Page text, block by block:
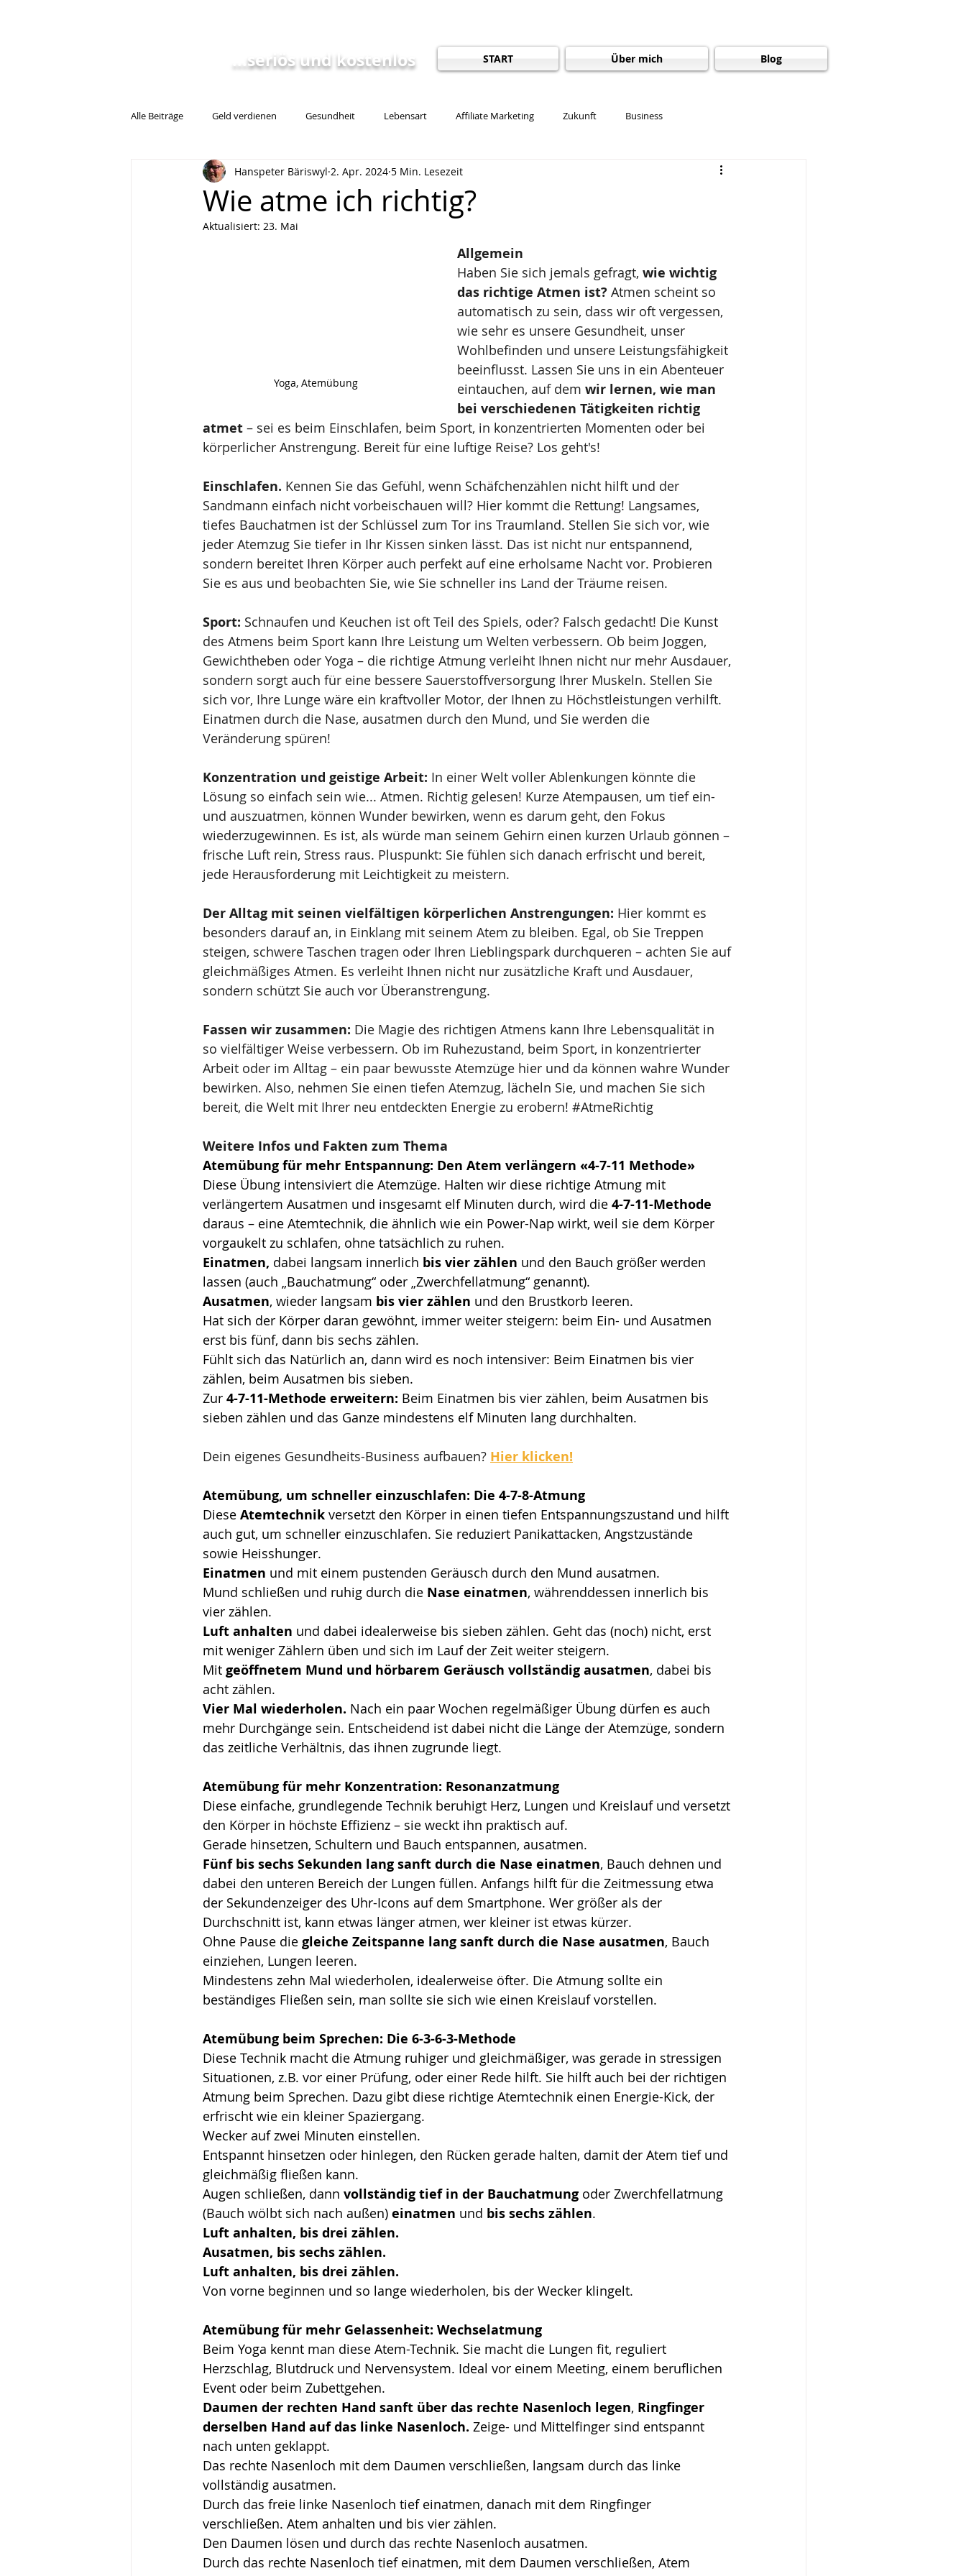
...seriös und kostenlos START Über mich Blog
Alle Beiträge Geld verdienen Gesundheit Lebensart Affiliate Marketing Zukunft Business
Feinstoffliche Frequenzen Prävention Energetik Esoterik
Gut schlafen Massage
Wie atme ich richtig?
Hanspeter Bäriswyl 2. Apr. 2024 5 Min. Lesezeit
Aktualisiert: 23. Mai
Yoga, Atemübung
Allgemein
Haben Sie sich jemals gefragt, wie wichtig
das richtige Atmen ist? Atmen scheint so
automatisch zu sein, dass wir oft vergessen,
wie sehr es unsere Gesundheit, unser
Wohlbefinden und unsere Leistungsfähigkeit
beeinflusst. Lassen Sie uns in ein Abenteuer
eintauchen, auf dem wir lernen, wie man
bei verschiedenen Tätigkeiten richtig
atmet – sei es beim Einschlafen, beim Sport, in konzentrierten Momenten oder bei
körperlicher Anstrengung. Bereit für eine luftige Reise? Los geht's!
Einschlafen. Kennen Sie das Gefühl, wenn Schäfchenzählen nicht hilft und der
Sandmann einfach nicht vorbeischauen will? Hier kommt die Rettung! Langsames,
tiefes Bauchatmen ist der Schlüssel zum Tor ins Traumland. Stellen Sie sich vor, wie
jeder Atemzug Sie tiefer in Ihr Kissen sinken lässt. Das ist nicht nur entspannend,
sondern bereitet Ihren Körper auch perfekt auf eine erholsame Nacht vor. Probieren
Sie es aus und beobachten Sie, wie Sie schneller ins Land der Träume reisen.
Sport: Schnaufen und Keuchen ist oft Teil des Spiels, oder? Falsch gedacht! Die Kunst
des Atmens beim Sport kann Ihre Leistung um Welten verbessern. Ob beim Joggen,
Gewichtheben oder Yoga – die richtige Atmung verleiht Ihnen nicht nur mehr Ausdauer,
sondern sorgt auch für eine bessere Sauerstoffversorgung Ihrer Muskeln. Stellen Sie
sich vor, Ihre Lunge wäre ein kraftvoller Motor, der Ihnen zu Höchstleistungen verhilft.
Einatmen durch die Nase, ausatmen durch den Mund, und Sie werden die
Veränderung spüren!
Konzentration und geistige Arbeit: In einer Welt voller Ablenkungen könnte die
Lösung so einfach sein wie... Atmen. Richtig gelesen! Kurze Atempausen, um tief ein-
und auszuatmen, können Wunder bewirken, wenn es darum geht, den Fokus
wiederzugewinnen. Es ist, als würde man seinem Gehirn einen kurzen Urlaub gönnen –
frische Luft rein, Stress raus. Pluspunkt: Sie fühlen sich danach erfrischt und bereit,
jede Herausforderung mit Leichtigkeit zu meistern.
Der Alltag mit seinen vielfältigen körperlichen Anstrengungen: Hier kommt es
besonders darauf an, in Einklang mit seinem Atem zu bleiben. Egal, ob Sie Treppen
steigen, schwere Taschen tragen oder Ihren Lieblingspark durchqueren – achten Sie auf
gleichmäßiges Atmen. Es verleiht Ihnen nicht nur zusätzliche Kraft und Ausdauer,
sondern schützt Sie auch vor Überanstrengung.
Fassen wir zusammen: Die Magie des richtigen Atmens kann Ihre Lebensqualität in
so vielfältiger Weise verbessern. Ob im Ruhezustand, beim Sport, in konzentrierter
Arbeit oder im Alltag – ein paar bewusste Atemzüge hier und da können wahre Wunder
bewirken. Also, nehmen Sie einen tiefen Atemzug, lächeln Sie, und machen Sie sich
bereit, die Welt mit Ihrer neu entdeckten Energie zu erobern! #AtmeRichtig
Weitere Infos und Fakten zum Thema
Atemübung für mehr Entspannung: Den Atem verlängern «4-7-11 Methode»
Diese Übung intensiviert die Atemzüge. Halten wir diese richtige Atmung mit
verlängertem Ausatmen und insgesamt elf Minuten durch, wird die 4-7-11-Methode
daraus – eine Atemtechnik, die ähnlich wie ein Power-Nap wirkt, weil sie dem Körper
vorgaukelt zu schlafen, ohne tatsächlich zu ruhen.
Einatmen, dabei langsam innerlich bis vier zählen und den Bauch größer werden
lassen (auch „Bauchatmung“ oder „Zwerchfellatmung“ genannt).
Ausatmen, wieder langsam bis vier zählen und den Brustkorb leeren.
Hat sich der Körper daran gewöhnt, immer weiter steigern: beim Ein- und Ausatmen
erst bis fünf, dann bis sechs zählen.
Fühlt sich das Natürlich an, dann wird es noch intensiver: Beim Einatmen bis vier
zählen, beim Ausatmen bis sieben.
Zur 4-7-11-Methode erweitern: Beim Einatmen bis vier zählen, beim Ausatmen bis
sieben zählen und das Ganze mindestens elf Minuten lang durchhalten.
Dein eigenes Gesundheits-Business aufbauen? Hier klicken!
Atemübung, um schneller einzuschlafen: Die 4-7-8-Atmung
Diese Atemtechnik versetzt den Körper in einen tiefen Entspannungszustand und hilft
auch gut, um schneller einzuschlafen. Sie reduziert Panikattacken, Angstzustände
sowie Heisshunger.
Einatmen und mit einem pustenden Geräusch durch den Mund ausatmen.
Mund schließen und ruhig durch die Nase einatmen, währenddessen innerlich bis
vier zählen.
Luft anhalten und dabei idealerweise bis sieben zählen. Geht das (noch) nicht, erst
mit weniger Zählern üben und sich im Lauf der Zeit weiter steigern.
Mit geöffnetem Mund und hörbarem Geräusch vollständig ausatmen, dabei bis
acht zählen.
Vier Mal wiederholen. Nach ein paar Wochen regelmäßiger Übung dürfen es auch
mehr Durchgänge sein. Entscheidend ist dabei nicht die Länge der Atemzüge, sondern
das zeitliche Verhältnis, das ihnen zugrunde liegt.
Atemübung für mehr Konzentration: Resonanzatmung
Diese einfache, grundlegende Technik beruhigt Herz, Lungen und Kreislauf und versetzt
den Körper in höchste Effizienz – sie weckt ihn praktisch auf.
Gerade hinsetzen, Schultern und Bauch entspannen, ausatmen.
Fünf bis sechs Sekunden lang sanft durch die Nase einatmen, Bauch dehnen und
dabei den unteren Bereich der Lungen füllen. Anfangs hilft für die Zeitmessung etwa
der Sekundenzeiger des Uhr-Icons auf dem Smartphone. Wer größer als der
Durchschnitt ist, kann etwas länger atmen, wer kleiner ist etwas kürzer.
Ohne Pause die gleiche Zeitspanne lang sanft durch die Nase ausatmen, Bauch
einziehen, Lungen leeren.
Mindestens zehn Mal wiederholen, idealerweise öfter. Die Atmung sollte ein
beständiges Fließen sein, man sollte sie sich wie einen Kreislauf vorstellen.
Atemübung beim Sprechen: Die 6-3-6-3-Methode
Diese Technik macht die Atmung ruhiger und gleichmäßiger, was gerade in stressigen
Situationen, z.B. vor einer Prüfung, oder einer Rede hilft. Sie hilft auch bei der richtigen
Atmung beim Sprechen. Dazu gibt diese richtige Atemtechnik einen Energie-Kick, der
erfrischt wie ein kleiner Spaziergang.
Wecker auf zwei Minuten einstellen.
Entspannt hinsetzen oder hinlegen, den Rücken gerade halten, damit der Atem tief und
gleichmäßig fließen kann.
Augen schließen, dann vollständig tief in der Bauchatmung oder Zwerchfellatmung
(Bauch wölbt sich nach außen) einatmen und bis sechs zählen.
Luft anhalten, bis drei zählen.
Ausatmen, bis sechs zählen.
Luft anhalten, bis drei zählen.
Von vorne beginnen und so lange wiederholen, bis der Wecker klingelt.
Atemübung für mehr Gelassenheit: Wechselatmung
Beim Yoga kennt man diese Atem-Technik. Sie macht die Lungen fit, reguliert
Herzschlag, Blutdruck und Nervensystem. Ideal vor einem Meeting, einem beruflichen
Event oder beim Zubettgehen.
Daumen der rechten Hand sanft über das rechte Nasenloch legen, Ringfinger
derselben Hand auf das linke Nasenloch. Zeige- und Mittelfinger sind entspannt
nach unten geklappt.
Das rechte Nasenloch mit dem Daumen verschließen, langsam durch das linke
vollständig ausatmen.
Durch das freie linke Nasenloch tief einatmen, danach mit dem Ringfinger
verschließen. Atem anhalten und bis vier zählen.
Den Daumen lösen und durch das rechte Nasenloch ausatmen.
Durch das rechte Nasenloch tief einatmen, mit dem Daumen verschließen, Atem